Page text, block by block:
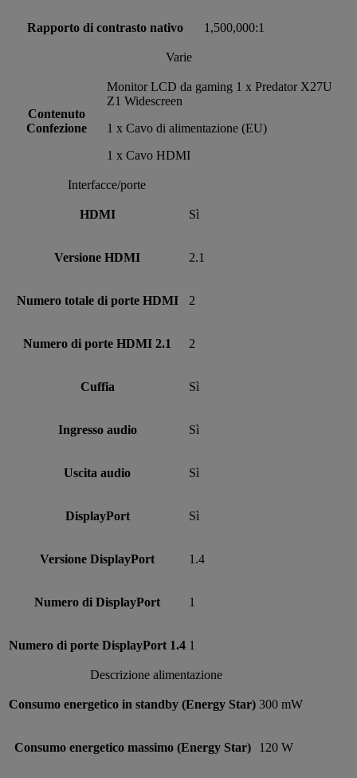
Rapporto di contrasto nativo 1,500,000:1
Varie
Contenuto
Confezione
Monitor LCD da gaming 1 x Predator X27U
Z1 Widescreen
1 x Cavo di alimentazione (EU)
1 x Cavo HDMI
Interfacce/porte
HDMI Sì
Versione HDMI 2.1
Numero totale di porte HDMI 2
Numero di porte HDMI 2.1 2
Cuffia Sì
Ingresso audio Sì
Uscita audio Sì
DisplayPort Sì
Versione DisplayPort 1.4
Numero di DisplayPort 1
Numero di porte DisplayPort 1.4 1
Descrizione alimentazione
Consumo energetico in standby (Energy Star) 300 mW
Consumo energetico massimo (Energy Star) 120 W